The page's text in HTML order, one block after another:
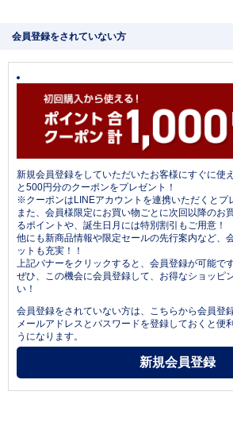
会員登録をされていない方
新規会員登録をしていただいたお客様にすぐに使
と500円分のクーポンをプレゼント！
※クーポンはLINEアカウントを連携いただくとプ
また、会員様限定にお買い物ごとに次回以降のお
るポイントや、誕生日月には特別割引もご用意！
他にも新商品情報や限定セールの先行案内など、
ットも充実！！
上記バナーをクリックすると、会員登録が可能です
ぜひ、この機会に会員登録して、お得なショッピ
い！
会員登録をされていない方は、こちらから会員登
メールアドレスとパスワードを登録しておくと便
うになります。